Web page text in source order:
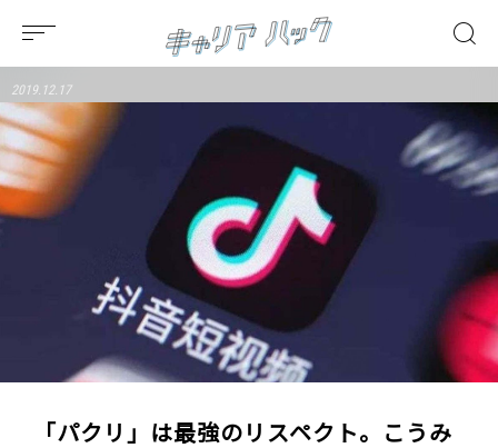
2019.12.17
「パクリ」は最強のリスペクト。こうみ